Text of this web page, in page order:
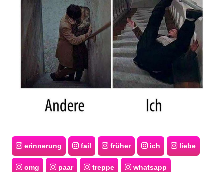
erinnerung fail früher ich liebe
omg paar treppe whatsapp